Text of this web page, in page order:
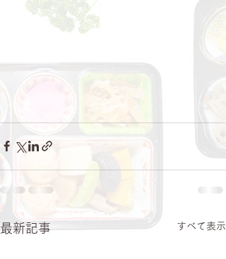
最新記事 すべて表示